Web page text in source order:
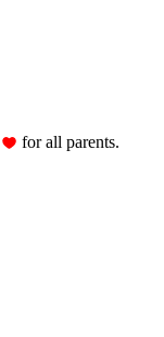
for all parents.